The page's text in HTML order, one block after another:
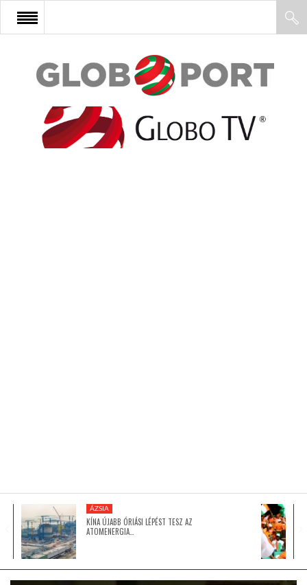
FŐOLDAL
AFRIKA
GLOBOTV BP
ÁZSIA
KÍNA ÚJABB ÓRIÁSI LÉPÉST TESZ AZ
ATOMENERGIA…